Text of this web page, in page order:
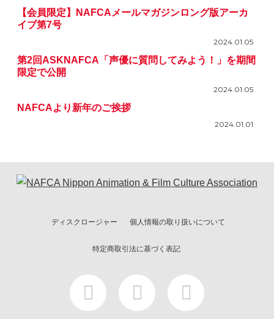
【会員限定】NAFCAメールマガジンロング版アーカ
イブ第7号
2024.01.05
第2回ASKNAFCA「声優に質問してみよう！」を期間
限定で公開
2024.01.05
NAFCAより新年のご挨拶
2024.01.01
ディスクロージャー 個人情報の取り扱いについて
特定商取引法に基づく表記